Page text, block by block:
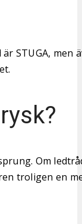
STUGA, men
Om
troligen en